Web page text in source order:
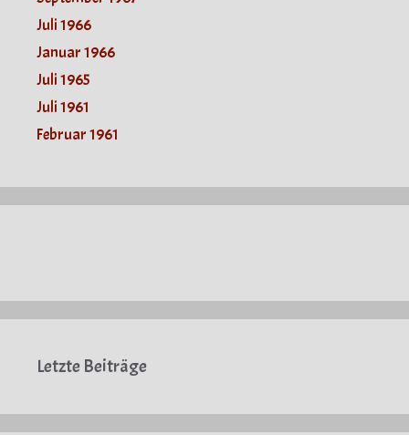
Juli 1966
Januar 1966
Juli 1965
Juli 1961
Februar 1961
Letzte Beiträge